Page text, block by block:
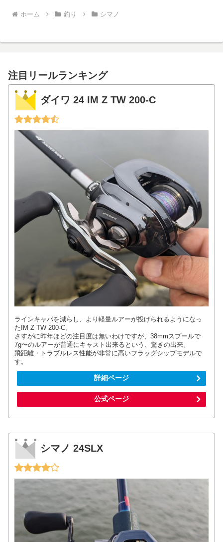
ホーム 釣り シマノ
注目リールランキング
ダイワ 24 IM Z TW 200-C
ラインキャパを減らし、より軽量ルアーが投げられるようになっ
たIM Z TW 200-C。
さすがに昨年ほどの注目度は無いわけですが、38mmスプールで
7g〜のルアーが普通にキャスト出来るという、驚きの出来。
飛距離・トラブルレス性能が非常に高いフラッグシップモデルで
す。
詳細ページ
公式ページ
シマノ 24SLX